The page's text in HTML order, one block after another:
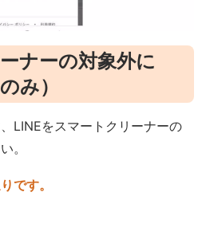
ナーの対象外に
み）
LINEをスマートクリーナーの
。
です。